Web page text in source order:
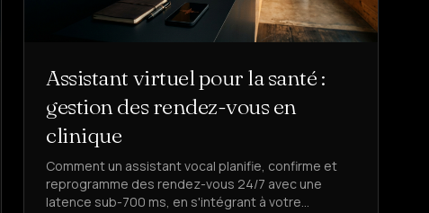
Assistant virtuel pour la santé :
gestion des rendez-vous en
clinique
Comment un assistant vocal planifie, confirme et
reprogramme des rendez-vous 24/7 avec une
latence sub-700 ms, en s'intégrant à votre